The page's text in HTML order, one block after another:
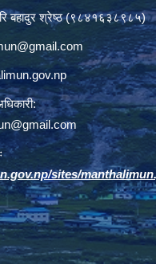
बहादुर श्रेष्ठ (९८४१६३८९८५)
sites/